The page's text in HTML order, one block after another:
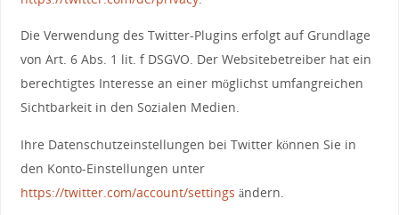
Die Verwendung des Twitter-Plugins erfolgt auf Grundlage
von Art. 6 Abs. 1 lit. f DSGVO. Der Websitebetreiber hat ein
berechtigtes Interesse an einer möglichst umfangreichen
Sichtbarkeit in den Sozialen Medien.
Ihre Datenschutzeinstellungen bei Twitter können Sie in
den Konto-Einstellungen unter
https://twitter.com/account/settings ändern.